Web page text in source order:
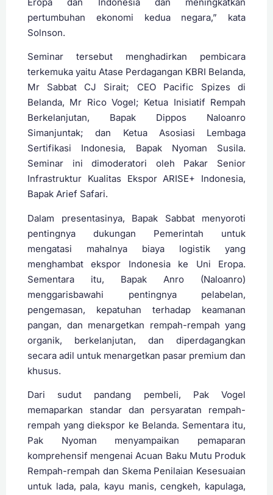
pertumbuhan ekonomi kedua negara,” kata
Solnson.
Seminar tersebut menghadirkan pembicara
terkemuka yaitu Atase Perdagangan KBRI Belanda,
Mr Sabbat CJ Sirait; CEO Pacific Spizes di
Belanda, Mr Rico Vogel; Ketua Inisiatif Rempah
Berkelanjutan, Bapak Dippos Naloanro
Simanjuntak; dan Ketua Asosiasi Lembaga
Sertifikasi Indonesia, Bapak Nyoman Susila.
Seminar ini dimoderatori oleh Pakar Senior
Infrastruktur Kualitas Ekspor ARISE+ Indonesia,
Bapak Arief Safari.
Dalam presentasinya, Bapak Sabbat menyoroti
pentingnya dukungan Pemerintah untuk
mengatasi mahalnya biaya logistik yang
menghambat ekspor Indonesia ke Uni Eropa.
Sementara itu, Bapak Anro (Naloanro)
menggarisbawahi pentingnya pelabelan,
pengemasan, kepatuhan terhadap keamanan
pangan, dan menargetkan rempah-rempah yang
organik, berkelanjutan, dan diperdagangkan
secara adil untuk menargetkan pasar premium dan
khusus.
Dari sudut pandang pembeli, Pak Vogel
memaparkan standar dan persyaratan rempah-
rempah yang diekspor ke Belanda. Sementara itu,
Pak Nyoman menyampaikan pemaparan
komprehensif mengenai Acuan Baku Mutu Produk
Rempah-rempah dan Skema Penilaian Kesesuaian
untuk lada, pala, kayu manis, cengkeh, kapulaga,